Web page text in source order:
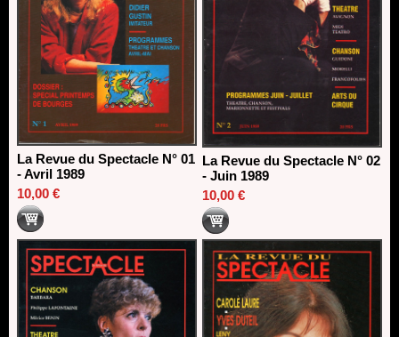
La Revue du Spectacle N° 01
- Avril 1989
10,00 €
La Revue du Spectacle N° 02
- Juin 1989
10,00 €